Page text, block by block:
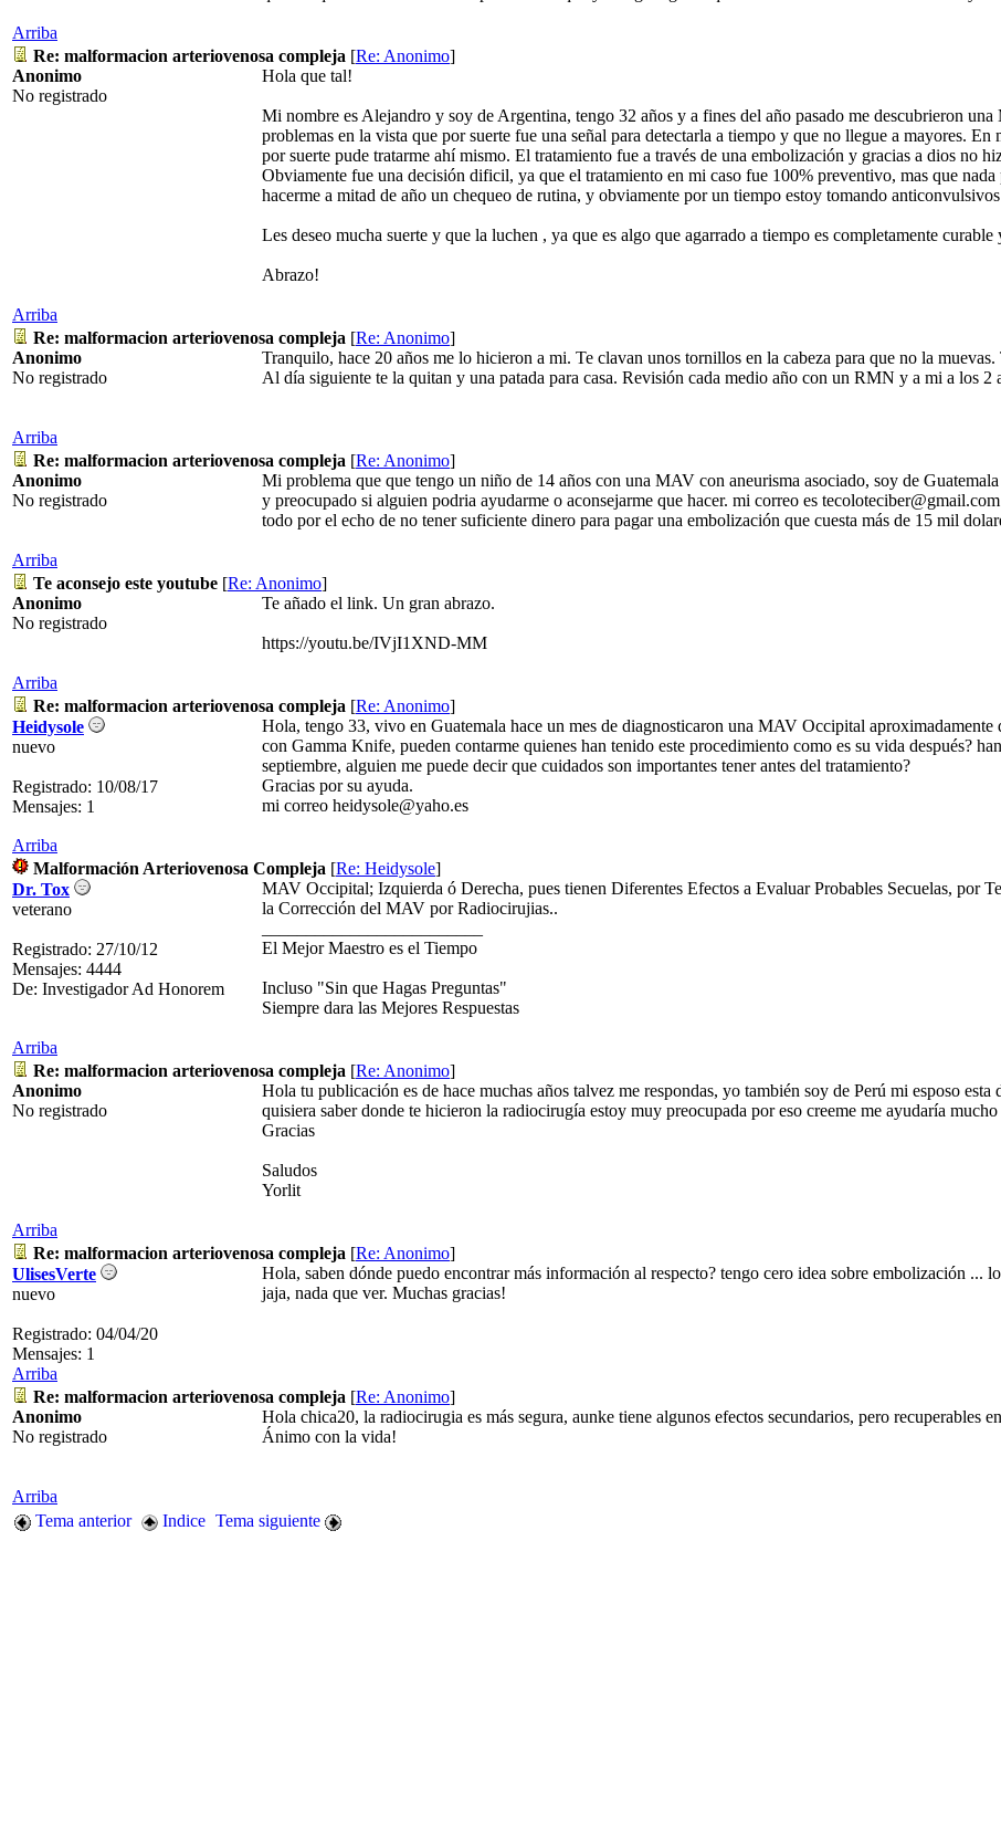
Arriba
Re: malformacion arteriovenosa compleja [Re: Anonimo]
Anonimo
No registrado
Hola que tal!
Mi nombre es Alejandro y soy de Argentina, tengo 32 años y a fines del año pasado me descubrieron
problemas en la vista que por suerte fue una señal para detectarla a tiempo y que no llegue a mayores.
por suerte pude tratarme ahí mismo. El tratamiento fue a través de una embolización y gracias a dios no
Obviamente fue una decisión dificil, ya que el tratamiento en mi caso fue 100% preventivo, mas que
hacerme a mitad de año un chequeo de rutina, y obviamente por un tiempo estoy tomando
Les deseo mucha suerte y que la luchen , ya que es algo que agarrado a tiempo es completamente curable
Abrazo!
Arriba
Re: malformacion arteriovenosa compleja [Re: Anonimo]
Anonimo
No registrado
Tranquilo, hace 20 años me lo hicieron a mi. Te clavan unos tornillos en la cabeza para que no la
Al día siguiente te la quitan y una patada para casa. Revisión cada medio año con un RMN y a mi a los 2
Arriba
Re: malformacion arteriovenosa compleja [Re: Anonimo]
Anonimo
No registrado
Mi problema que que tengo un niño de 14 años con una MAV con aneurisma asociado, soy de
y preocupado si alguien podria ayudarme o aconsejarme que hacer. mi correo es
todo por el echo de no tener suficiente dinero para pagar una embolización que cuesta más de 15 mil
Arriba
Te aconsejo este youtube [Re: Anonimo]
Anonimo
No registrado
Te añado el link. Un gran abrazo.
https://youtu.be/IVjI1XND-MM
Arriba
Re: malformacion arteriovenosa compleja [Re: Anonimo]
Heidysole
nuevo
Registrado: 10/08/17
Mensajes: 1
Hola, tengo 33, vivo en Guatemala hace un mes de diagnosticaron una MAV Occipital
con Gamma Knife, pueden contarme quienes han tenido este procedimiento como es su vida después?
septiembre, alguien me puede decir que cuidados son importantes tener antes del tratamiento?
Gracias por su ayuda.
mi correo heidysole@yaho.es
Arriba
Malformación Arteriovenosa Compleja [Re: Heidysole]
Dr. Tox
veterano
Registrado: 27/10/12
Mensajes: 4444
De: Investigador Ad Honorem
MAV Occipital; Izquierda ó Derecha, pues tienen Diferentes Efectos a Evaluar Probables Secuelas, por
la Corrección del MAV por Radiocirujias..
El Mejor Maestro es el Tiempo
Incluso "Sin que Hagas Preguntas"
Siempre dara las Mejores Respuestas
Arriba
Re: malformacion arteriovenosa compleja [Re: Anonimo]
Anonimo
No registrado
Hola tu publicación es de hace muchas años talvez me respondas, yo también soy de Perú mi esposo
quisiera saber donde te hicieron la radiocirugía estoy muy preocupada por eso creeme me ayudaría mucho
Gracias
Saludos
Yorlit
Arriba
Re: malformacion arteriovenosa compleja [Re: Anonimo]
UlisesVerte
nuevo
Registrado: 04/04/20
Mensajes: 1
Hola, saben dónde puedo encontrar más información al respecto? tengo cero idea sobre embolización ...
jaja, nada que ver. Muchas gracias!
Arriba
Re: malformacion arteriovenosa compleja [Re: Anonimo]
Anonimo
No registrado
Hola chica20, la radiocirugia es más segura, aunke tiene algunos efectos secundarios, pero recuperables
Ánimo con la vida!
Arriba
Tema anterior Indice Tema siguiente